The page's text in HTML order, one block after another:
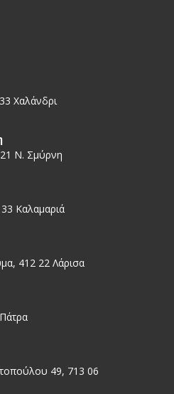
Χαλάνδρι
Ν. Σμύρνη
Καλαμαριά
412 22 Λάρισα
49, 713 06